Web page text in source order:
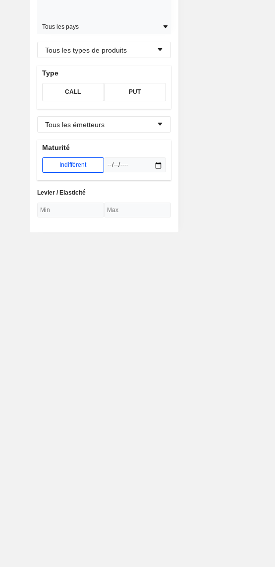
Tous les pays
Tous les types de produits
Type
CALL PUT
Tous les émetteurs
Maturité
Indifférent
Levier / Elasticité